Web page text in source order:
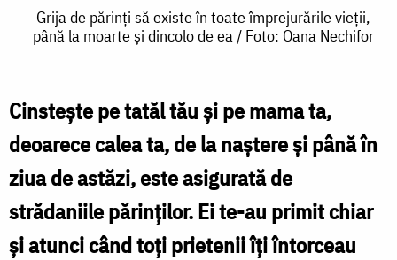
Grija
de
să
existe
în
toate
împrejurările
Grija de părinți să existe în toate împrejurările vieții,
până la moarte și dincolo de ea / Foto: Oana Nechifor
Cinsteşte pe tatăl tău şi pe mama ta,
deoarece calea ta, de la naştere şi până în
ziua de astăzi, este asigurată de
strădaniile părinţilor. Ei te-au primit chiar
şi atunci când toţi prietenii îţi întorceau